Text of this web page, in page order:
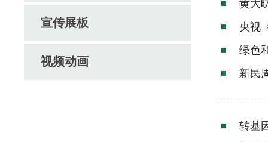
宣传展板
视频动画
黄大
央视
绿色
新民
转基